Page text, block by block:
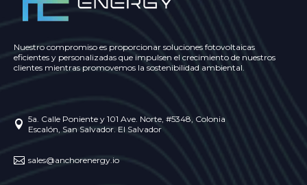
Nuestro compromiso es proporcionar soluciones fotovoltaicas
eficientes y personalizadas que impulsen el crecimiento de nuestros
clientes mientras promovemos la sostenibilidad ambiental.
 5a. Calle Poniente y 101 Ave. Norte, #5348, Colonia
Escalón, San Salvador. El Salvador
 sales@anchorenergy.io